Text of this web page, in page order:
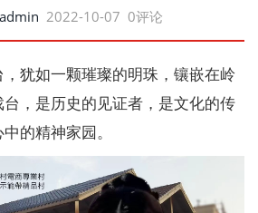
admin 2022-10-07 0评论
犹如一颗璀璨的明珠，镶嵌在岭
，是历史的见证者，是文化的传
的精神家园。